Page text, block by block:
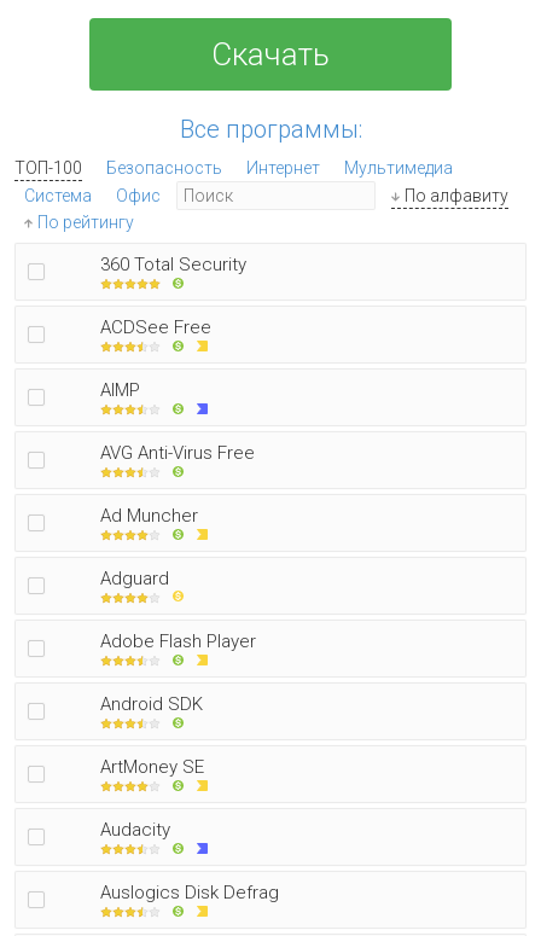
Скачать
Все программы:
ТОП-100 Безопасность Интернет
Мультимедиа
Система
Офис
По алфавиту
По рейтингу
360 Total Security
ACDSee Free
AIMP
AVG Anti-Virus Free
Ad Muncher
Adguard
Adobe Flash Player
Android SDK
ArtMoney SE
Audacity
Auslogics Disk Defrag